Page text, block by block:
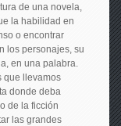
de una novela,
la habilidad en
o encontrar
los personajes, su
en una palabra.
que llevamos
donde deba
de la ficción
las grandes